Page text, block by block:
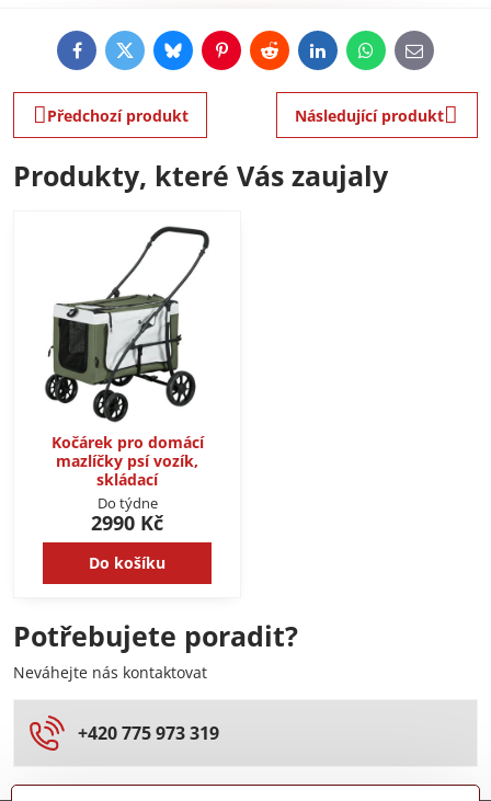
FacebookTwitterBlueskyPinterestRedditLinkedInWhatsApp
E-
mail
Předchozí produkt Následující produkt
Produkty, které Vás zaujaly
Kočárek pro domácí
mazlíčky psí vozík,
skládací
Do týdne
2990 Kč
Do košíku
Potřebujete poradit?
Neváhejte nás kontaktovat
+420 775 973 319